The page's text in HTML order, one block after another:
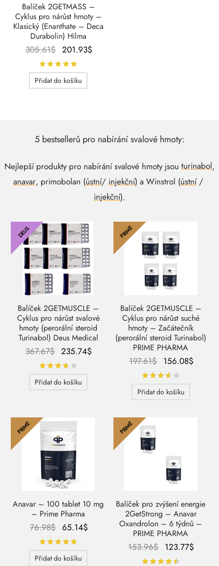
Balíček 2GETMASS –
Cyklus pro nárůst hmoty –
Klasický (Enanthate – Deca
Durabolin) Hilma
305.61$ Původní
cena
byla:
305.61$.
201.93$
Přidat do košíku
5 bestsellerů pro nabírání svalové hmoty:
Nejlepší produkty pro nabírání svalové hmoty jsou turinabol,
anavar, primobolan (ústní/ injekční) a Winstrol (ústní/
injekční).
DEUS
Balíček 2GETMUSCLE –
Cyklus pro nárůst svalové
hmoty (perorální steroid
Turinabol) Deus Medical
367.67$ Původní
cena
367.67$.
235.74$
Přidat do košíku
PRIME
Balíček 2GETMUSCLE –
Cyklus pro nárůst suché
hmoty – Začátečník
(perorální steroid Turinabol)
PRIME PHARMA
197.61$ Původní
cena
197.61$.
156.08$
Přidat do košíku
PRIME
Anavar – 100 tablet 10 mg
– Prime Pharma
76.98$ Původní
cena
76.98$.
65.14$
Přidat do košíku
PRIME
Balíček pro zvýšení energie
2GetStrong – Anavar
Oxandrolon – 6 týdnů –
PRIME PHARMA
153.96$ Původní
cena
123.77$